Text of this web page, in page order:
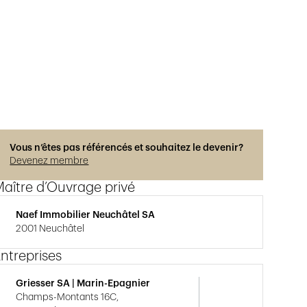
Vous n’êtes pas référencés et souhaitez le devenir?
Devenez membre
d’Ouvrage privé
Naef Immobilier Neuchâtel SA
2001 Neuchâtel
Griesser SA | Marin-Epagnier
Champs-Montants 16C,